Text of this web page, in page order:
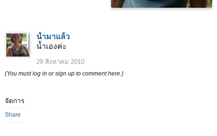
น้ำมาแล้ว
น้ำเองค่ะ
29 สิงหาคม 2010
(You must log in or sign up to comment here.)
จัดการ
Share